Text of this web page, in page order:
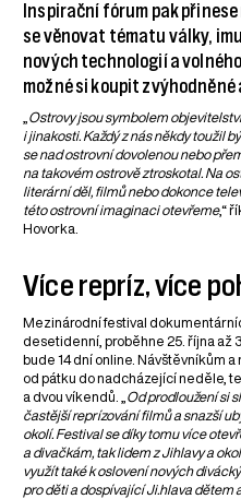
Inspirační fórum pak
se věnovat tématu války,
nových technologií a
možné si koupit
Ostrovy jsou symbolem
i jinakosti. Každý z nás někdy toužil
se nad ostrovní dovolenou nebo
na takovém ostrově ztroskotal. Na
literární děl, filmů nebo dokonce
této ostrovní imaginaci otevřeme,“
Hovorka.
Více repríz, více
Mezinárodní festival
desetidenní, proběhne 25. října až
bude 14 dní online. Návštěvníkům
od pátku do nadcházející neděle,
a dvou víkendů. „ Od prodloužení si
častější reprízování filmů a snazší
okolí. Festival se díky tomu více
a divačkám, tak lidem z Jihlavy a
využít také k oslovení nových
pro děti a dospívající Ji.hlava dětem